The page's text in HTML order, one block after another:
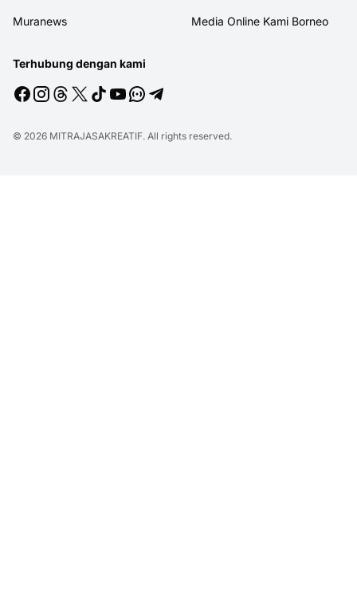
Muranews Media Online Kami Borneo
Terhubung dengan kami
© 2026 MITRAJASAKREATIF. All rights reserved.